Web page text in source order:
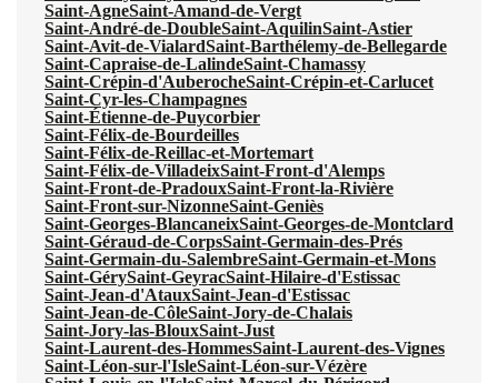
Saint-AgneSaint-Amand-de-Vergt
Saint-André-de-DoubleSaint-AquilinSaint-Astier
Saint-Avit-de-VialardSaint-Barthélemy-de-Bellegarde
Saint-Capraise-de-LalindeSaint-Chamassy
Saint-Crépin-d'AuberocheSaint-Crépin-et-Carlucet
Saint-Cyr-les-Champagnes
Saint-Étienne-de-Puycorbier
Saint-Félix-de-Bourdeilles
Saint-Félix-de-Reillac-et-Mortemart
Saint-Félix-de-VilladeixSaint-Front-d'Alemps
Saint-Front-de-PradouxSaint-Front-la-Rivière
Saint-Front-sur-NizonneSaint-Geniès
Saint-Georges-BlancaneixSaint-Georges-de-Montclard
Saint-Géraud-de-CorpsSaint-Germain-des-Prés
Saint-Germain-du-SalembreSaint-Germain-et-Mons
Saint-GérySaint-GeyracSaint-Hilaire-d'Estissac
Saint-Jean-d'AtauxSaint-Jean-d'Estissac
Saint-Jean-de-CôleSaint-Jory-de-Chalais
Saint-Jory-las-BlouxSaint-Just
Saint-Laurent-des-HommesSaint-Laurent-des-Vignes
Saint-Léon-sur-l'IsleSaint-Léon-sur-Vézère